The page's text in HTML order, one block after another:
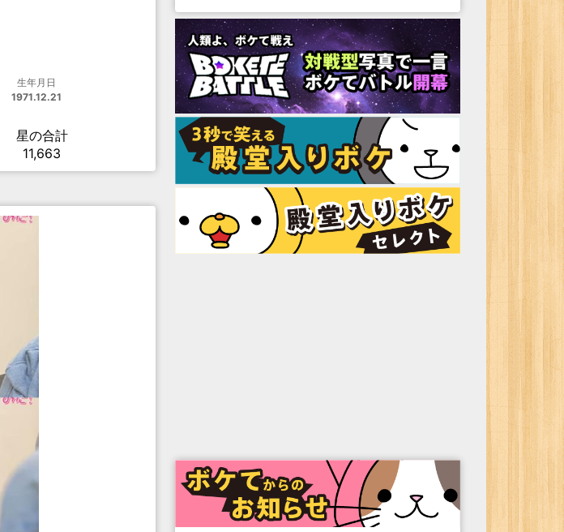
生年月日
1971.12.21
星の合計
11,663